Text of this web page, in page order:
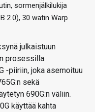
sormenjälkilukija
2.0), 30 watin Warp
julkaistuun
prosessilla
-piiriin, joka asemoituu
sekä
690G:n väliin.
käyttää kahta